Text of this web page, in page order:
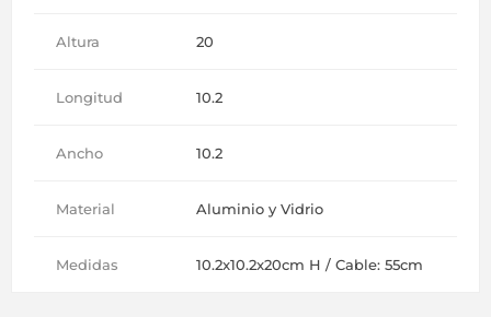
Altura 20
Longitud 10.2
Ancho 10.2
Material Aluminio y Vidrio
Medidas 10.2x10.2x20cm H / Cable: 55cm